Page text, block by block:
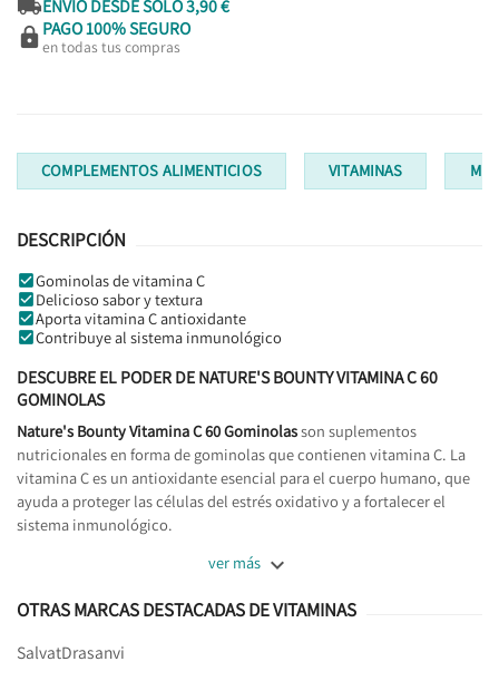
ENVÍO DESDE SOLO 3,90 €
 PAGO 100% SEGURO
en todas tus compras
COMPLEMENTOS ALIMENTICIOS VITAMINAS
DESCRIPCIÓN
Gominolas de vitamina C
Delicioso sabor y textura
Aporta vitamina C antioxidante
Contribuye al sistema inmunológico
DESCUBRE EL PODER DE NATURE'S BOUNTY VITAMINA C 60
GOMINOLAS
Nature's Bounty Vitamina C 60 Gominolasson suplementos
nutricionales en forma de gominolas que contienen vitamina C. La
vitamina C es un antioxidante esencial para el cuerpo humano, que
ayuda a proteger las células del estrés oxidativo y a fortalecer el
sistema inmunológico.
ver más 
OTRAS MARCAS DESTACADAS DE VITAMINAS
SalvatDrasanvi